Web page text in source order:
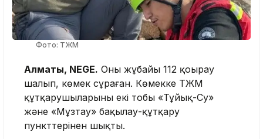
Фото: ТЖМ
Алматы, NEGE. Оның жұбайы 112 қоңырау
шалып, көмек сұраған. Көмекке ТЖМ
құтқарушыларының екі тобы «Тұйық-Су»
және «Мұзтау» бақылау-құтқару
пункттерінен шықты.